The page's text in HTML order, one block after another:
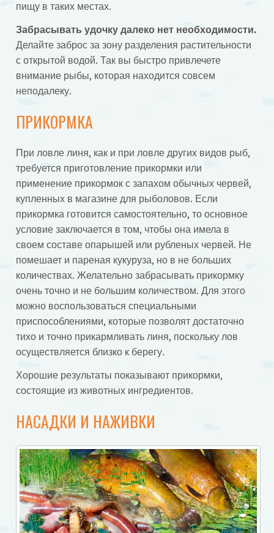
пищу в таких местах.
Забрасывать удочку далеко нет необходимости.
Делайте заброс за зону разделения растительности
с открытой водой. Так вы быстро привлечете
внимание рыбы, которая находится совсем
неподалеку.
ПРИКОРМКА
При ловле линя, как и при ловле других видов рыб,
требуется приготовление прикормки или
применение прикормок с запахом обычных червей,
купленных в магазине для рыболовов. Если
прикормка готовится самостоятельно, то основное
условие заключается в том, чтобы она имела в
своем составе опарышей или рубленых червей. Не
помешает и пареная кукуруза, но в не больших
количествах. Желательно забрасывать прикормку
очень точно и не большим количеством. Для этого
можно воспользоваться специальными
приспособлениями, которые позволят достаточно
тихо и точно прикармливать линя, поскольку лов
осуществляется близко к берегу.
Хорошие результаты показывают прикормки,
состоящие из животных ингредиентов.
НАСАДКИ И НАЖИВКИ